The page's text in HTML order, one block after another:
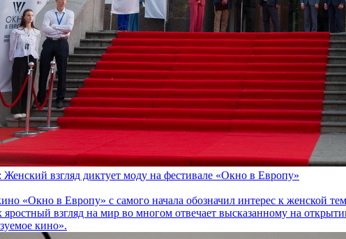
взгляд диктует моду на фестивале «Окно в Европу»
«Окно в Европу» с самого начала обозначил интерес к женской
взгляд на мир во многом отвечает высказанному на
кино».